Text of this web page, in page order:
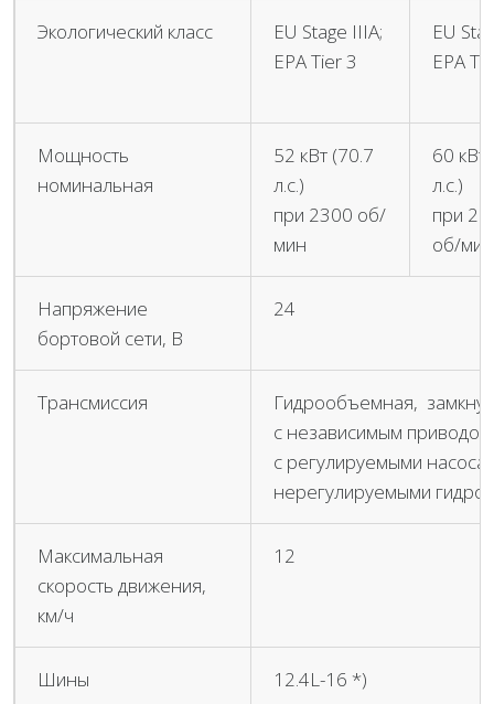
Экологический класс
EU Stage IIIA;
ЕРА Tier 3
EU
ЕРА
Мощность
номинальная
52 кВт (70.7
л.с.)
при 2300 об/
мин
60 кВт
л.с.)
при
об/мин
Напряжение
бортовой сети, В
24
Трансмиссия
Гидрообъемная,
с независимым
с регулируемыми
нерегулируемыми
Максимальная
скорость движения,
км/ч
12
Шины 12.4L-16 *)